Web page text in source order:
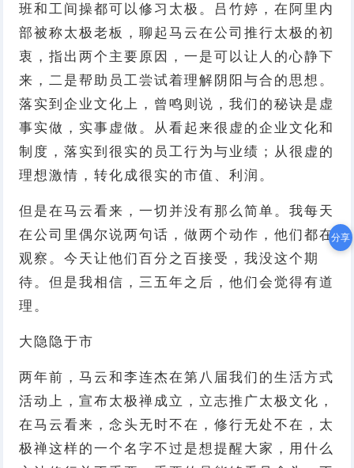
班和工间操都可以修习太极。吕竹婷，在阿里内
部被称太极老板，聊起马云在公司推行太极的初
衷，指出两个主要原因，一是可以让人的心静下
来，二是帮助员工尝试着理解阴阳与合的思想。
落实到企业文化上，曾鸣则说，我们的秘诀是虚
事实做，实事虚做。从看起来很虚的企业文化和
制度，落实到很实的员工行为与业绩；从很虚的
理想激情，转化成很实的市值、利润。
但是在马云看来，一切并没有那么简单。我每天
在公司里偶尔说两句话，做两个动作，他们都在
观察。今天让他们百分之百接受，我没这个期
待。但是我相信，三五年之后，他们会觉得有道
理。
大隐隐于市
两年前，马云和李连杰在第八届我们的生活方式
活动上，宣布太极禅成立，立志推广太极文化，
在马云看来，念头无时不在，修行无处不在，太
极禅这样的一个名字不过是想提醒大家，用什么
分享